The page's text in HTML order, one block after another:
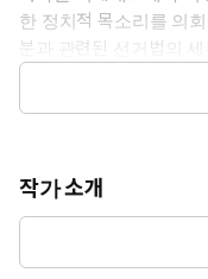
한 정치적 목소리를 의
분과 관련된 선거법의
비례대표의 상호작용
복잡성을 이해할 수 있도
를 조명합니다. 다양한
표제가 어떻게 정책대
미치는지를 탐구하며,
시스템의 발전 방향에
작가 소개
"세상을 아름다운 지식으